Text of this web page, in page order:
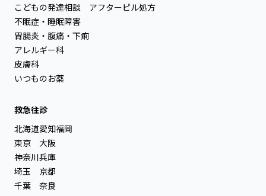
こどもの発達相談
不眠症・睡眠障害
胃腸炎・腹痛・下痢
アレルギー科
皮膚科
いつものお薬
アフターピル処方
救急往診
北海道
東京
神奈川
埼玉
千葉
愛知
大阪
兵庫
京都
奈良
福岡